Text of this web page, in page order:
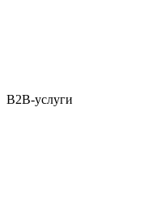
B2B-услуги